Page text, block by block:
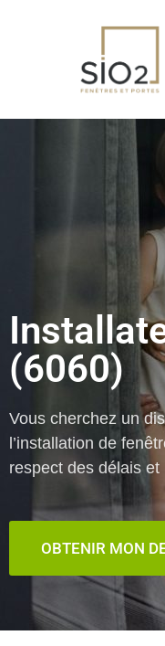
(6060)
Vous cherchez un
l’installation de
respect des délais
OBTENIR MON